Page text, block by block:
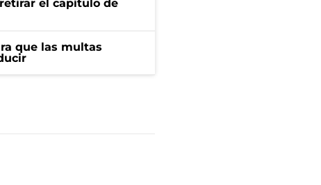
el capítulo de
que las multas